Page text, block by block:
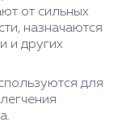
от сильных
назначаются
и других
для